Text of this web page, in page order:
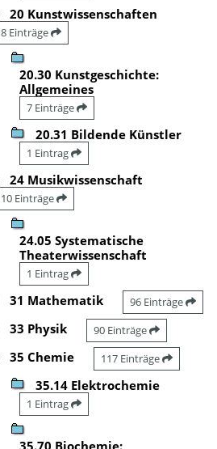
20 Kunstwissenschaften
8 Einträge
20.30 Kunstgeschichte:
Allgemeines
7 Einträge
20.31 Bildende Künstler
1 Eintrag
24 Musikwissenschaft
10 Einträge
24.05 Systematische
Theaterwissenschaft
1 Eintrag
31 Mathematik 96 Einträge
33 Physik 90 Einträge
35 Chemie 117 Einträge
35.14 Elektrochemie
1 Eintrag
35.70 Biochemie: